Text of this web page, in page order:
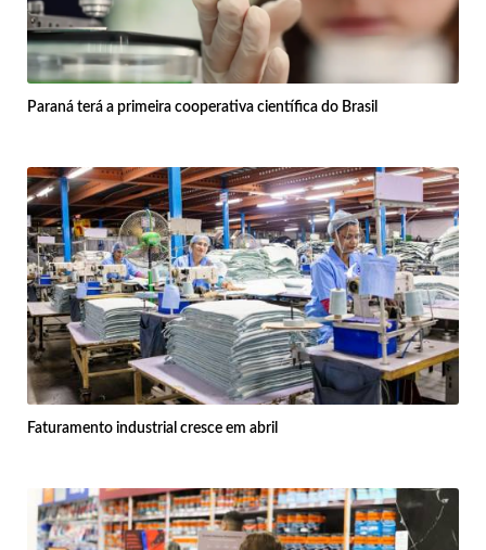
Paraná terá a primeira cooperativa científica do Brasil
Faturamento industrial cresce em abril